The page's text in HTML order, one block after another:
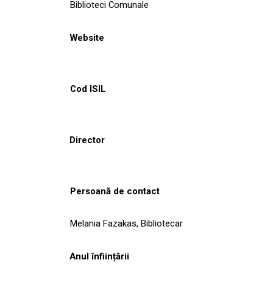
Biblioteci Comunale
Website
Cod ISIL
Director
Persoană de contact
Melania Fazakas, Bibliotecar
Anul înființării